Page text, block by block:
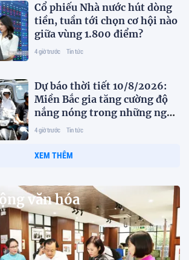
Cổ phiếu Nhà nước hút dòng
tiền, tuần tới chọn cơ hội nào
giữa vùng 1.800 điểm?
4 giờ trước Tin tức
Dự báo thời tiết 10/8/2026:
Miền Bắc gia tăng cường độ
nắng nóng trong những ngày
tới
4 giờ trước Tin tức
XEM THÊM
văn hóa